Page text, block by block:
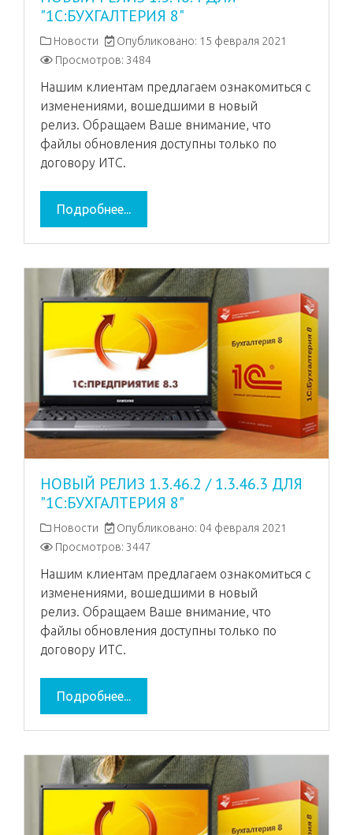
"1С:БУХГАЛТЕРИЯ 8"
Новости
Опубликовано: 15 февраля 2021
Просмотров: 3484
Нашим клиентам предлагаем ознакомиться с
изменениями, вошедшими в новый
релиз. Обращаем Ваше внимание, что
файлы обновления доступны только по
договору ИТС.
Подробнее...
НОВЫЙ РЕЛИЗ 1.3.46.2 / 1.3.46.3 ДЛЯ
"1С:БУХГАЛТЕРИЯ 8"
Новости
Опубликовано: 04 февраля 2021
Просмотров: 3447
Нашим клиентам предлагаем ознакомиться с
изменениями, вошедшими в новый
релиз. Обращаем Ваше внимание, что
файлы обновления доступны только по
договору ИТС.
Подробнее...